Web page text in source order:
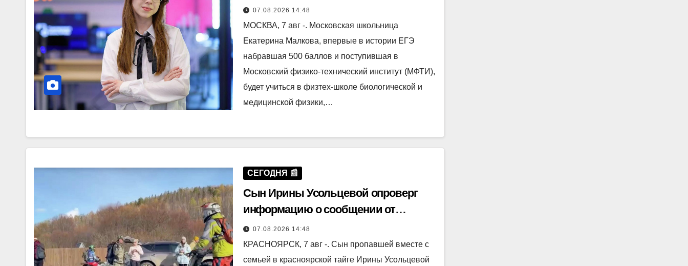
школе МФТИ
07.08.2026 14:48
МОСКВА, 7 авг -. Московская школьница
Екатерина Малкова, впервые в истории ЕГЭ
набравшая 500 баллов и поступившая в
Московский физико-технический институт (МФТИ),
будет учиться в физтех-школе биологической и
медицинской физики,…
СЕГОДНЯ 📰
Сын Ирины Усольцевой опроверг
информацию о сообщении от
пропавшей матери
07.08.2026 14:48
КРАСНОЯРСК, 7 авг -. Сын пропавшей вместе с
семьей в красноярской тайге Ирины Усольцевой